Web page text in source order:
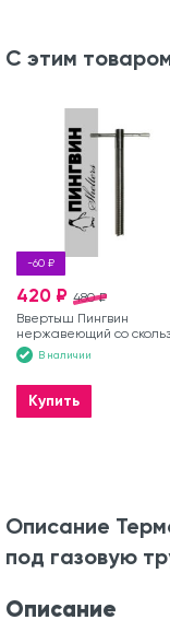
С этим
-60 ₽
480 ₽
420 ₽
Ввертыш Пингвин
нержавеющий со
ручкой 16×200 мм
В наличии
Купить
Описание
под газовую
Описание